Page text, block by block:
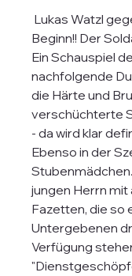
Beginn!! Der
Ein Schauspiel
nachfolgende
die Härte und
verschüchterte
- da wird klar
Ebenso in der
jungen Herrn
Fazetten, die so
Untergebenen
Verfügung